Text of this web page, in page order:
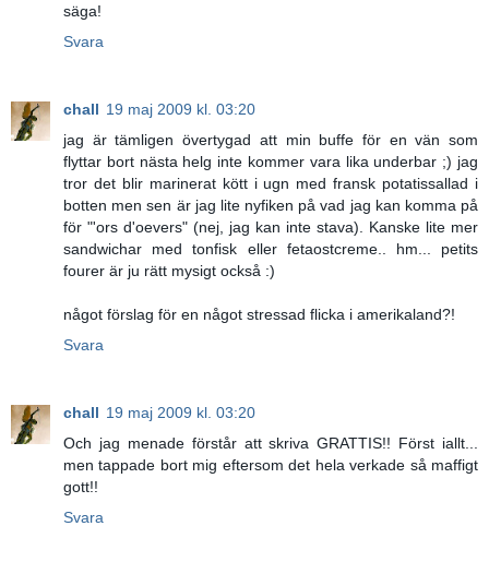
säga!
Svara
chall 19 maj 2009 kl. 03:20
jag är tämligen övertygad att min buffe för en vän som
flyttar bort nästa helg inte kommer vara lika underbar ;) jag
tror det blir marinerat kött i ugn med fransk potatissallad i
botten men sen är jag lite nyfiken på vad jag kan komma på
för "'ors d'oevers" (nej, jag kan inte stava). Kanske lite mer
sandwichar med tonfisk eller fetaostcreme.. hm... petits
fourer är ju rätt mysigt också :)
något förslag för en något stressad flicka i amerikaland?!
Svara
chall 19 maj 2009 kl. 03:20
Och jag menade förstår att skriva GRATTIS!! Först iallt...
men tappade bort mig eftersom det hela verkade så maffigt
gott!!
Svara